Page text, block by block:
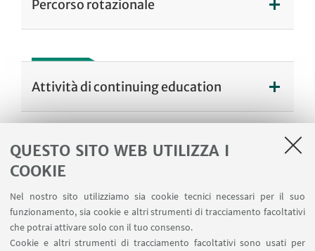
QUESTO SITO WEB UTILIZZA I
COOKIE
Nel nostro sito utilizziamo sia cookie tecnici necessari per il suo
funzionamento, sia cookie e altri strumenti di tracciamento facoltativi
che potrai attivare solo con il tuo consenso.
Cookie e altri strumenti di tracciamento facoltativi sono usati per
Percorso rotazionale
Attività di continuing education
Attività previste durante le rotazioni
CONTATTI